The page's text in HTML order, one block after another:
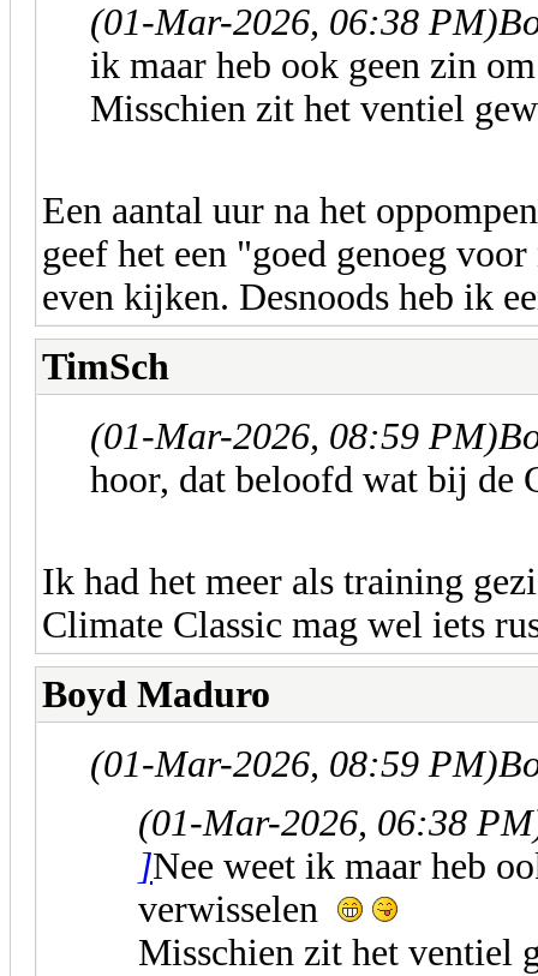
(01-Mar-2026, 06:38 PM)
ik maar heb ook geen zin
Misschien zit het ventiel
Een aantal uur na het
geef het een "goed genoeg
even kijken. Desnoods heb ik
TimSch
(01-Mar-2026, 08:59 PM)
hoor, dat beloofd wat bij de
Ik had het meer als training
Climate Classic mag wel iets
Boyd Maduro
(01-Mar-2026, 08:59 PM)
(01-Mar-2026, 06:38
]Nee weet ik maar heb
verwisselen
Misschien zit het ventiel